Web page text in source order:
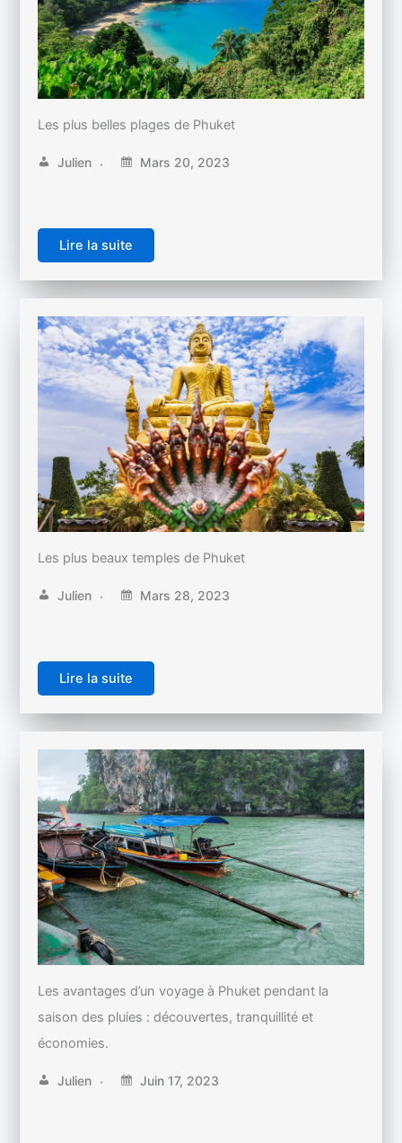
Les plus belles plages de Phuket
Julien Mars 20, 2023
Lire la suite
Les plus beaux temples de Phuket
Julien Mars 28, 2023
Lire la suite
Les avantages d’un voyage à Phuket pendant la
saison des pluies : découvertes, tranquillité et
économies.
Julien Juin 17, 2023